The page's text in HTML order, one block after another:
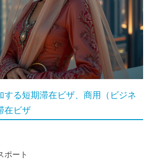
する短期滞在ビザ、商用（ビジネ
在ビザ
ポート